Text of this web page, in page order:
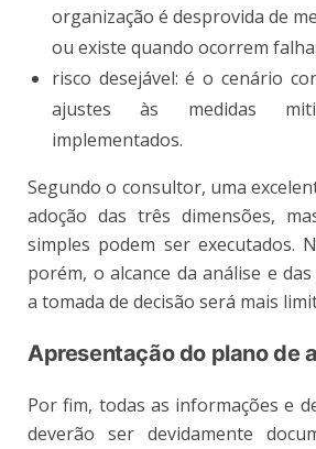
organização é desprovida de
ou existe quando ocorrem
risco desejável: é o cenário
ajustes às medidas
implementados.
Segundo o consultor, uma
adoção das três dimensões,
simples podem ser executados.
porém, o alcance da análise e
a tomada de decisão será mais
Apresentação do plano de
Por fim, todas as informações e
deverão ser devidamente